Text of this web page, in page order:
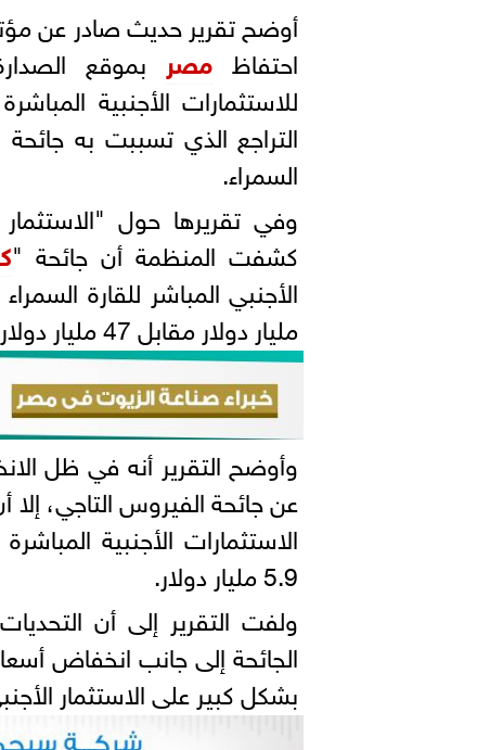
أوضح تقرير حديث صادر عن
احتفاظ مصر بموقع
التراجع الذي تسببت به جائحة
السمراء.
كشفت المنظمة أن جائحة "
مليار دولار مقابل 47 مليار دولار في عام 2019.
وأوضح التقرير أنه في ظل
عن جائحة الفيروس التاجي،
5.9 مليار دولار.
ولفت التقرير إلى أن
الجائحة إلى جانب انخفاض
بشكل كبير على الاستثمار